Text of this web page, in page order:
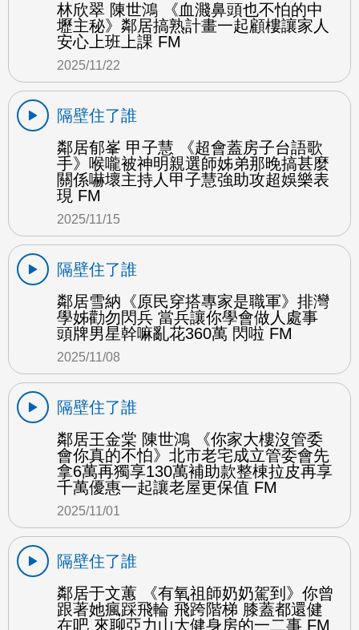
林欣翠 陳世鴻 《血濺鼻頭也不怕的中
壢主秘》鄰居搞熟計畫一起顧樓讓家人
安心上班上課 FM
2025/11/22
隔壁住了誰
鄰居郁峯 甲子慧 《超會蓋房子台語歌
手》喉嚨被神明親選師姊弟那晚搞甚麼
關係嚇壞主持人甲子慧強助攻超娛樂表
現 FM
2025/11/15
隔壁住了誰
鄰居雪納《原民穿搭專家是職軍》排灣
學姊勸勿閃兵 當兵讓你學會做人處事
頭牌男星幹嘛亂花360萬 閃啦 FM
2025/11/08
隔壁住了誰
鄰居王金棠 陳世鴻 《你家大樓沒管委
會你真的不怕》北市老宅成立管委會先
拿6萬再獨享130萬補助款整棟拉皮再享
千萬優惠一起讓老屋更保值 FM
2025/11/01
隔壁住了誰
鄰居于文蕙 《有氧祖師奶奶駕到》你曾
跟著她瘋踩飛輪 飛跨階梯 膝蓋都還健
在吧 來聊亞力山大健身房的一二事 FM